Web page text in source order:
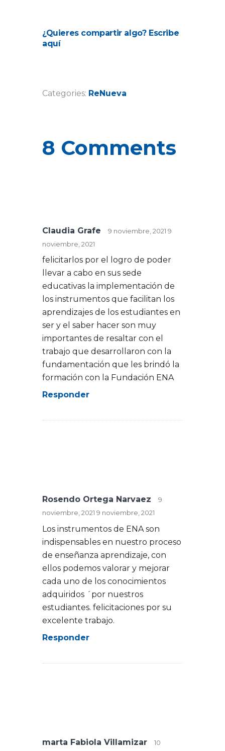
¿Quieres compartir algo? Escribe
aquí
Categories: ReNueva
8 Comments
Claudia Grafe 9 noviembre, 2021 9
noviembre, 2021
felicitarlos por el logro de poder
llevar a cabo en sus sede
educativas la implementación de
los instrumentos que facilitan los
aprendizajes de los estudiantes en
ser y el saber hacer son muy
importantes de resaltar con el
trabajo que desarrollaron con la
fundamentación que les brindó la
formación con la Fundación ENA
Responder
Rosendo Ortega Narvaez
9
noviembre, 2021 9 noviembre, 2021
Los instrumentos de ENA son
indispensables en nuestro proceso
de enseñanza aprendizaje, con
ellos podemos valorar y mejorar
cada uno de los conocimientos
adquiridos ´por nuestros
estudiantes. felicitaciones por su
excelente trabajo.
Responder
marta Fabiola Villamizar
10